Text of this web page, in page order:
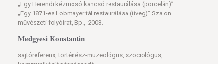
„Egy Herendi kézmosó kancsó restaurálása (porcelán)”
„Egy 1871-es Lobmayer tál restaurálása (üveg)” Szalon
művészeti folyóirat, Bp., 2003.
Medgyesi Konstantin
sajtóreferens, történész-muzeológus, szociológus,